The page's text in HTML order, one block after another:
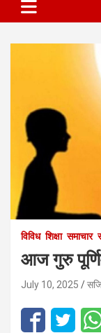
विविध शिक्षा समाचार
आज गुरु
July 10, 2025